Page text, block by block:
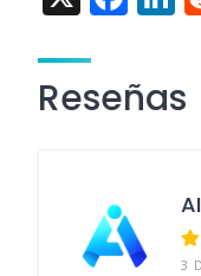
e
b
k
e
n
Reseñas
3